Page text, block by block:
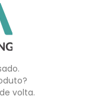
volta.